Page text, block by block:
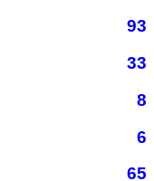
93
33
8
6
65